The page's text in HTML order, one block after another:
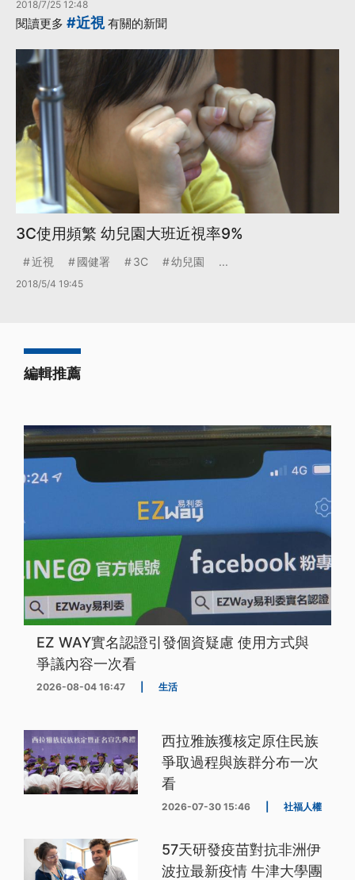
2018/7/25 12:48
閱讀更多 #近視有關的新聞
3C使用頻繁 幼兒園大班近視率9%
近視 國健署 3C 幼兒園 ...
2018/5/4 19:45
編輯推薦
EZ WAY實名認證引發個資疑慮 使用方式與
爭議內容一次看
2026-08-04 16:47 生活
西拉雅族獲核定原住民族
爭取過程與族群分布一次
看
2026-07-30 15:46 社福人權
57天研發疫苗對抗非洲伊
波拉最新疫情 牛津大學團